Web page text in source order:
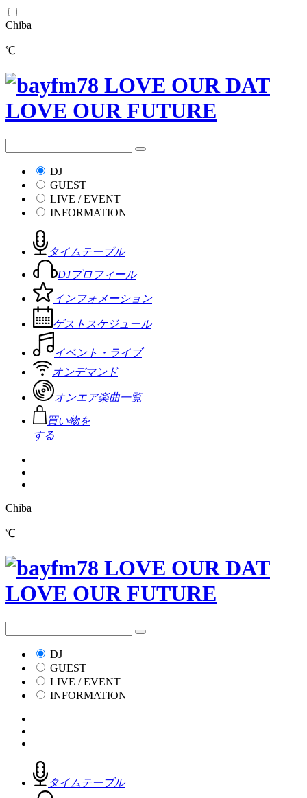
Chiba
℃
DJ
GUEST
LIVE / EVENT
INFORMATION
タイムテーブル
DJプロフィール
インフォメーション
ゲストスケジュール
イベント・ライブ
オンデマンド
オンエア楽曲一覧
買い物を
する
Chiba
℃
DJ
GUEST
LIVE / EVENT
INFORMATION
タイムテーブル